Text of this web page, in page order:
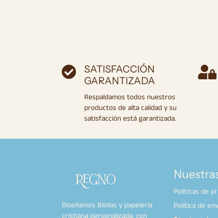
SATISFACCIÓN
GARANTIZADA
Respaldamos todos nuestros
productos de alta calidad y su
satisfacción está garantizada.
Diseñamos Biblias y papelería
cristiana personalizada, con
Políticas de
Política de